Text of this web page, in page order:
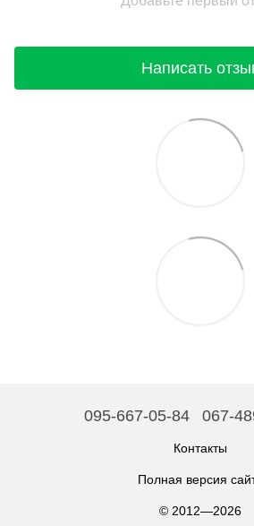
Написать
095-667-05-84 067-
Контакты
Полная версия
© 2012—2026